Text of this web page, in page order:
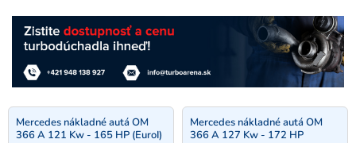
Mercedes nákladné autá OM
366 A 121 Kw - 165 HP (EuroI)
Mercedes nákladné autá OM
366 A 127 Kw - 172 HP